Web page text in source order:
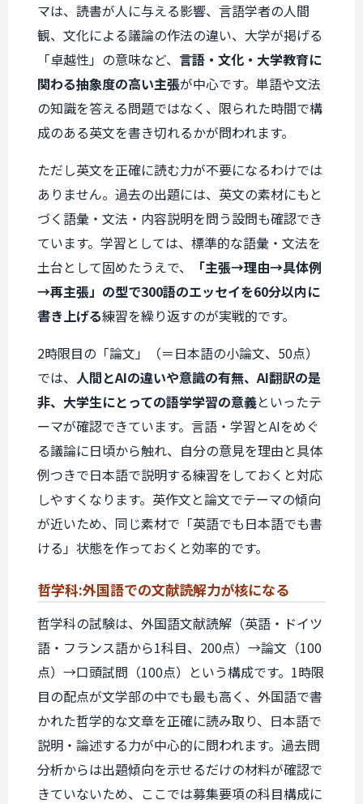
マは、読書が人に与える影響、言語学者の人間
観、文化による議論の作法の違い、大学が掲げる
「卓越性」の意味など、 言語・文化・大学教育に
関わる抽象度の高い主張が中心です。単語や文法
の知識を答える問題ではなく、限られた時間で構
成のある英文を書き切れるかが問われます。
ただし英文を正確に読む力が不要になるわけでは
ありません。過去の出題には、英文の素材にもと
づく語彙・文法・内容説明を問う設問も確認でき
ています。学習としては、標準的な語彙・文法を
土台として固めたうえで、
「主張→理由→具体例
→再主張」の型で300語のエッセイを60分以内に
書き上げる練習を繰り返すのが実戦的です。
2時限目の「論文」（＝日本語の小論文、50点）
では、 人間とAIの違いや意識の有無、AI翻訳の是
非、大学生にとっての語学学習の意義といったテ
ーマが確認できています。言語・学習とAIをめぐ
る議論に日頃から触れ、自分の意見を理由と具体
例つきで日本語で説明する練習をしておくと対応
しやすくなります。英作文と論文でテーマの傾向
が近いため、同じ素材で「英語でも日本語でも書
ける」状態を作っておくと効率的です。
哲学科:外国語での文献読解力が核になる
哲学科の試験は、外国語文献読解（英語・ドイツ
語・フランス語から1科目、200点）→論文（100
点）→口頭試問（100点）という構成です。1時限
目の配点が文学部の中でも最も高く、外国語で書
かれた哲学的な文章を正確に読み取り、日本語で
説明・論述する力が中心的に問われます。過去問
分析からは出題傾向を示せるだけの材料が確認で
きていないため、ここでは募集要項の科目構成に